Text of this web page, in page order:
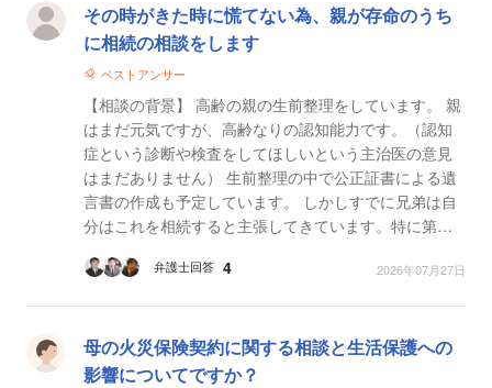
その時がきた時に慌てない為、親が存命のうち
に相続の相談をします
ベストアンサー
【相談の背景】 高齢の親の生前整理をしています。 親
はまだ元気ですが、高齢なりの認知能力です。（認知
症という診断や検査をしてほしいという主治医の意見
はまだありません） 生前整理の中で公正証書による遺
言書の作成も予定しています。 しかしすでに兄弟は自
分はこれを相続すると主張してきています。特に第二
弁護士回答 4 2026年07月27日
母の火災保険契約に関する相談と生活保護への
影響についてですか？